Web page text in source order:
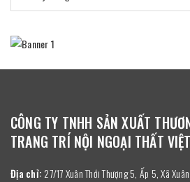
CÔNG TY TNHH SẢN XUẤT
TRANG TRÍ NỘI NGOẠI THẤT
Địa chỉ: 27/17 Xuân Thới Thượng 5, Ấp 5, Xã